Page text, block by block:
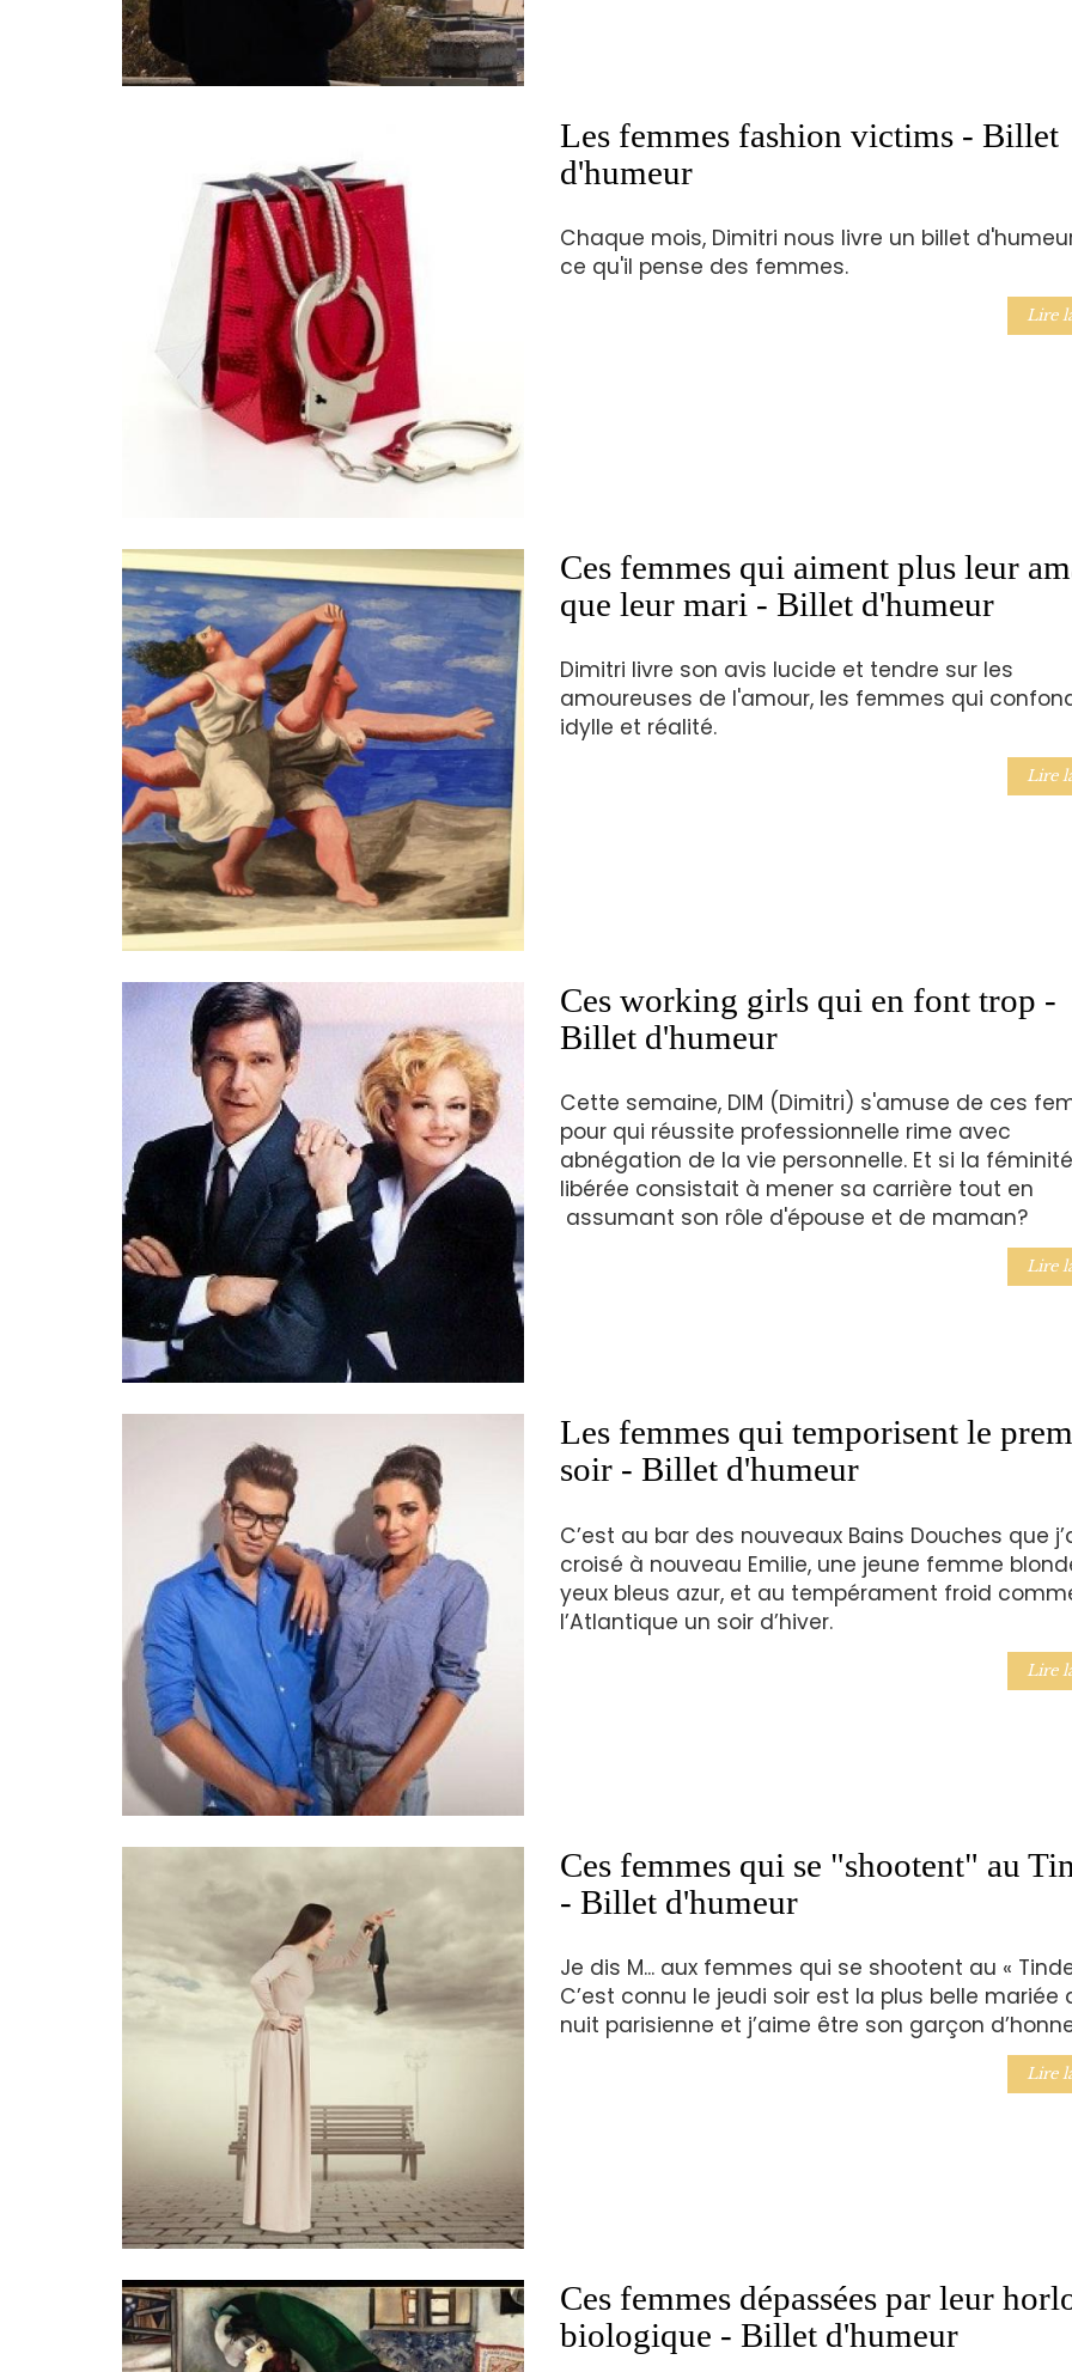
Les femmes fashion victims - Billet
d'humeur
Chaque mois, Dimitri nous livre un billet
ce qu'il pense des femmes.
Lire
Ces femmes qui aiment plus leur
que leur mari - Billet d'humeur
Dimitri livre son avis lucide et tendre sur les
amoureuses de l'amour, les femmes qui
idylle et réalité.
Lire
Ces working girls qui en font trop -
Billet d'humeur
Cette semaine, DIM (Dimitri) s'amuse de ces
pour qui réussite professionnelle rime avec
abnégation de la vie personnelle. Et si la féminité
libérée consistait à mener sa carrière tout en
assumant son rôle d'épouse et de maman?
Lire
Les femmes qui temporisent le
soir - Billet d'humeur
C’est au bar des nouveaux Bains Douches que
croisé à nouveau Emilie, une jeune femme
yeux bleus azur, et au tempérament froid
l’Atlantique un soir d’hiver.
Lire
Ces femmes qui se "shootent" au
- Billet d'humeur
Je dis M... aux femmes qui se shootent au «
C’est connu le jeudi soir est la plus belle mariée
nuit parisienne et j’aime être son garçon
Lire
Ces femmes dépassées par leur
biologique - Billet d'humeur